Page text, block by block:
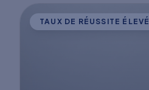
TAUX DE RÉUSSITE ÉLEVÉ